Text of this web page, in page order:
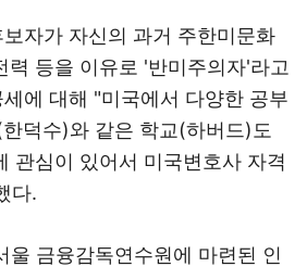
자가 자신의 과거 주한미문화
력 등을 이유로 '반미주의자'라고
에 대해 "미국에서 다양한 공부
덕수)와 같은 학교(하버드)도
관심이 있어서 미국변호사 자격
다.
울 금융감독연수원에 마련된 인